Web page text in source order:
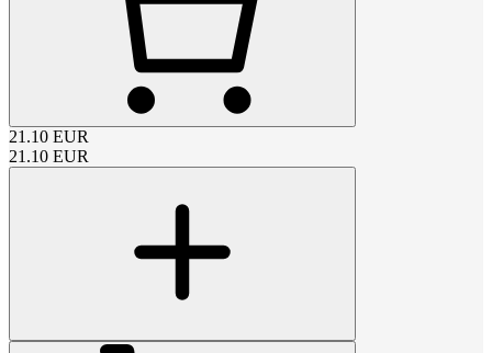
21.10 EUR
21.10 EUR